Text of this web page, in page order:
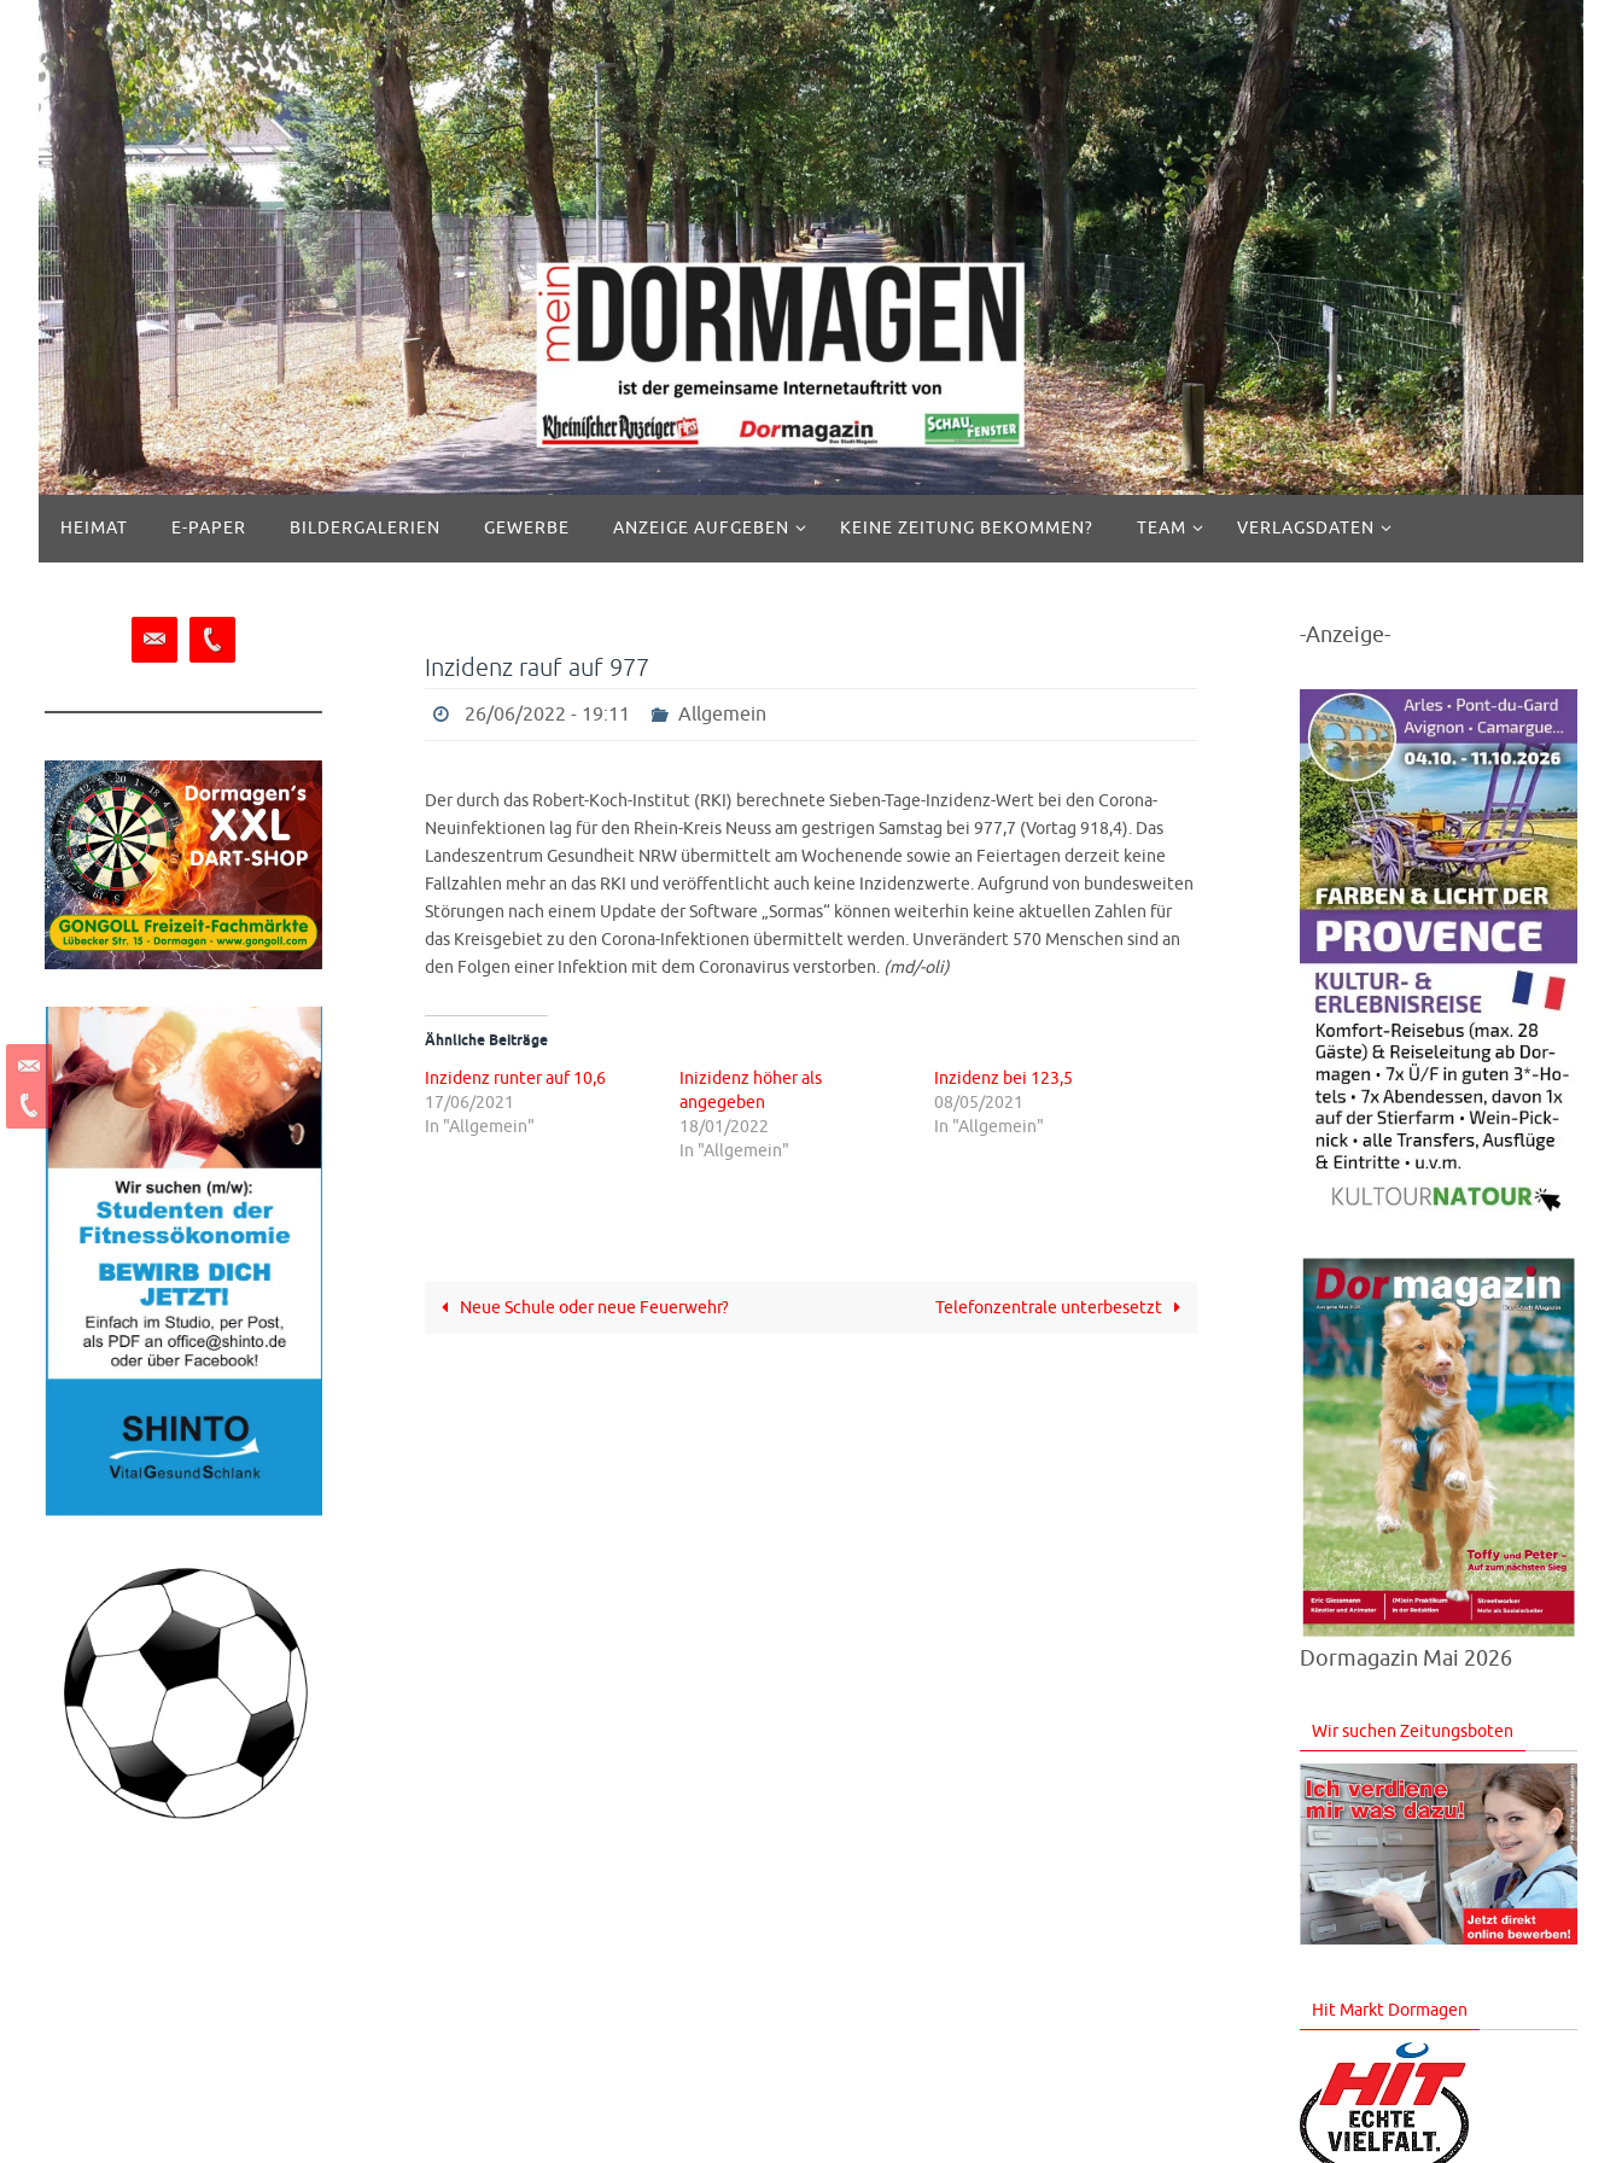
springen
Inhalt
springen
HEIMAT E-PAPER BILDERGALERIEN GEWERBE ANZEIGE AUFGEBEN KEINE ZEITUNG BEKOMMEN? TEAM VERLAGSDATEN
Inzidenz rauf auf 977
26/06/2022 - 19:11 Allgemein
Der durch das Robert-Koch-Institut (RKI) berechnete Sieben-Tage-Inzidenz-Wert bei den Corona-
Neuinfektionen lag für den Rhein-Kreis Neuss am gestrigen Samstag bei 977,7 (Vortag 918,4). Das
Landeszentrum Gesundheit NRW übermittelt am Wochenende sowie an Feiertagen derzeit keine
Fallzahlen mehr an das RKI und veröffentlicht auch keine Inzidenzwerte. Aufgrund von bundesweiten
Störungen nach einem Update der Software „Sormas“ können weiterhin keine aktuellen Zahlen für
das Kreisgebiet zu den Corona-Infektionen übermittelt werden. Unverändert 570 Menschen sind an
den Folgen einer Infektion mit dem Coronavirus verstorben. (md/-oli)
Ähnliche Beiträge
Inzidenz runter auf 10,6
17/06/2021
In "Allgemein"
Inizidenz höher als
angegeben
18/01/2022
In "Allgemein"
Inzidenz bei 123,5
08/05/2021
In "Allgemein"
Neue Schule oder neue Feuerwehr? Telefonzentrale unterbesetzt
-Anzeige-
Dormagazin Mai 2026
Wir suchen Zeitungsboten
Hit Markt Dormagen